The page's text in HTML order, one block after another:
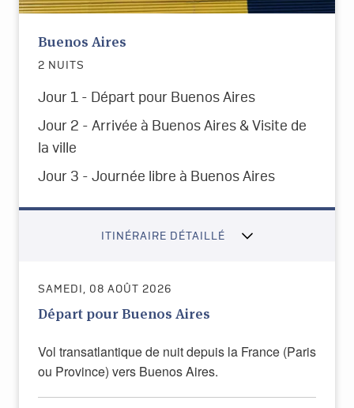
Buenos Aires
2 NUITS
Jour 1 - Départ pour Buenos Aires
Jour 2 - Arrivée à Buenos Aires & Visite de
la ville
Jour 3 - Journée libre à Buenos Aires
ITINÉRAIRE DÉTAILLÉ
SAMEDI, 08 AOÛT 2026
Départ pour Buenos Aires
Vol transatlantique de nuit depuis la France (Paris
ou Province) vers Buenos Aires.